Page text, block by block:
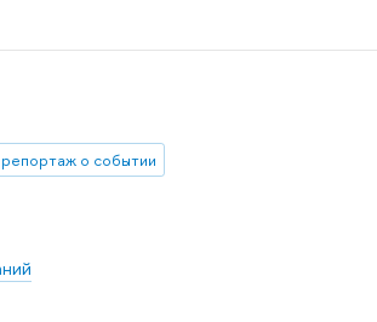
репортаж о событии